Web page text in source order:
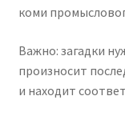
коми
Важно: загадки
произносит
и находит